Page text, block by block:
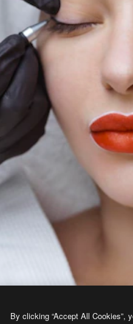
By clicking “Accept All Cookies”,